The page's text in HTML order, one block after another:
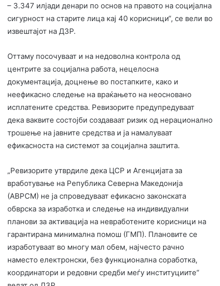
– 3.347 илјади денари по основ на правото на социјална
сигурност на старите лица кај 40 корисници“, се вели во
извештајот на ДЗР.
Оттаму посочуваат и на недоволна контрола од
центрите за социјална работа, нецелосна
документација, доцнење во постапките, како и
неефикасно следење на враќањето на неосновано
исплатените средства. Ревизорите предупредуваат
дека ваквите состојби создаваат ризик од нерационално
трошење на јавните средства и ја намалуваат
ефикасноста на системот за социјална заштита.
„Ревизорите утврдиле дека ЦСР и Агенцијата за
вработување на Република Северна Македонија
(АВРСМ) не ја спроведуваат ефикасно законската
обврска за изработка и следење на индивидуални
планови за активација на невработените корисници на
гарантирана минимална помош (ГМП). Плановите се
изработуваат во многу мал обем, најчесто рачно
наместо електронски, без функционална соработка,
координатори и редовни средби меѓу институциите“